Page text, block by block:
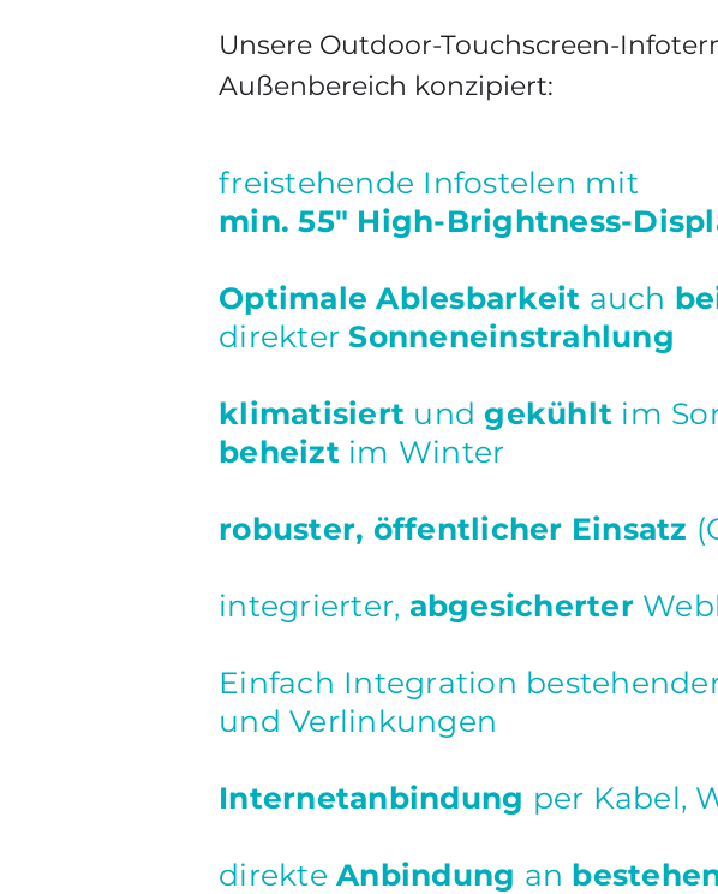
​Unsere Outdoor-Touchscreen-
Außenbereich konzipiert:
freistehende Infostelen mit
min. 55" High-Brightness-
Optimale Ablesbarkeit auch
direkter Sonneneinstrahlung
klimatisiert undgekühlt im
beheizt im Winter
robuster, öffentlicher Einsatz
integrierter, abgesicherter
Einfach Integration
und Verlinkungen
Internetanbindung per Kabel,
direkte Anbindung an